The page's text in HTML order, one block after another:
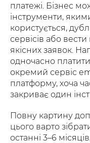
платежі. Бізнес
інструменти,
користується,
сервісів або
якісних заявок.
одночасно
окремий сервіс
платформу, хоча
закриває один
Повну картину
цього варто
останні 3–6